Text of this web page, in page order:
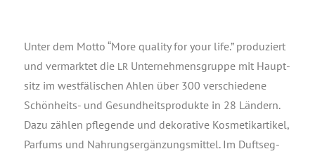
Unter dem Mot­to “More qua­li­ty for your life.” pro­du­ziert
und ver­mark­tet die LR Unter­neh­mens­grup­pe mit Haupt­
sitz im west­fä­li­schen Ahlen über 300 ver­schie­de­ne
Schön­heits- und Gesund­heits­pro­duk­te in 28 Län­dern.
Dazu zäh­len pfle­gen­de und deko­ra­ti­ve Kos­me­tik­ar­ti­kel,
Par­fums und Nah­rungs­er­gän­zungs­mit­tel. Im Duft­seg­